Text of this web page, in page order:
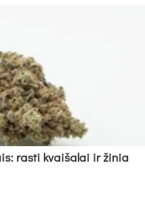
ras­ti kvai­ša­lai ir ži­nia